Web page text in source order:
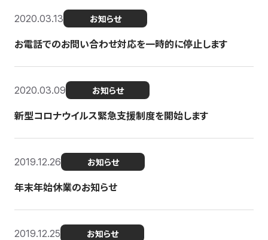
2020.03.13 お知らせ
お電話でのお問い合わせ対応を一時的に停止します
2020.03.09 お知らせ
新型コロナウイルス緊急支援制度を開始します
2019.12.26 お知らせ
年末年始休業のお知らせ
2019.12.25 お知らせ